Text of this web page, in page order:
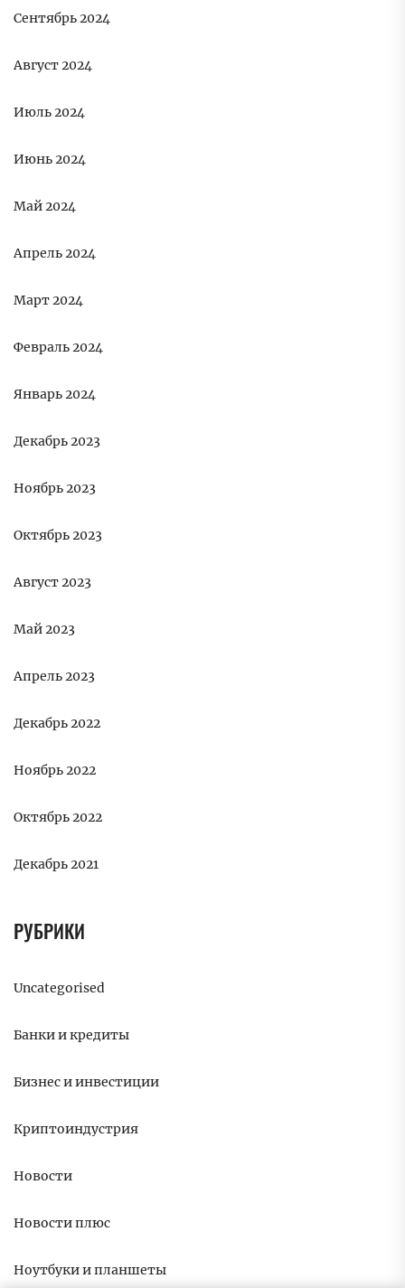
Сентябрь 2024
Август 2024
Июль 2024
Июнь 2024
Май 2024
Апрель 2024
Март 2024
Февраль 2024
Январь 2024
Декабрь 2023
Ноябрь 2023
Октябрь 2023
Август 2023
Май 2023
Апрель 2023
Декабрь 2022
Ноябрь 2022
Октябрь 2022
Декабрь 2021
РУБРИКИ
Uncategorised
Банки и кредиты
Бизнес и инвестиции
Криптоиндустрия
Новости
Новости плюс
Ноутбуки и планшеты